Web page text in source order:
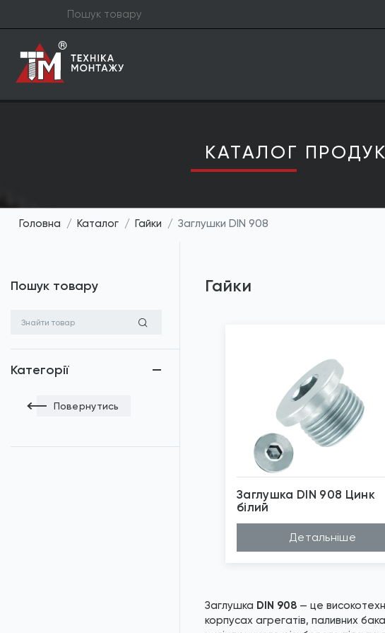
КАТАЛОГ
Головна Каталог Гайки Заглушки DIN 908
Пошук товару
Категорії
Повернутись
Гайки
Заглушка DIN 908 Цинк
білий
Зображені фото є...
Детальніше
Заглушка DIN 908 — це
корпусах агрегатів, паливних